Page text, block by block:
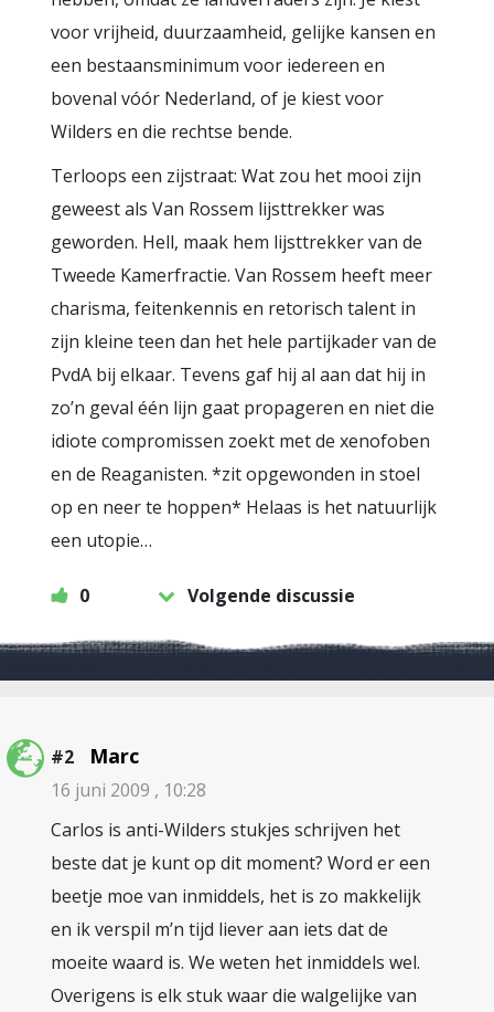
voor vrijheid, duurzaamheid, gelijke kansen en
een bestaansminimum voor iedereen en
bovenal vóór Nederland, of je kiest voor
Wilders en die rechtse bende.
Terloops een zijstraat: Wat zou het mooi zijn
geweest als Van Rossem lijsttrekker was
geworden. Hell, maak hem lijsttrekker van de
Tweede Kamerfractie. Van Rossem heeft meer
charisma, feitenkennis en retorisch talent in
zijn kleine teen dan het hele partijkader van de
PvdA bij elkaar. Tevens gaf hij al aan dat hij in
zo’n geval één lijn gaat propageren en niet die
idiote compromissen zoekt met de xenofoben
en de Reaganisten. *zit opgewonden in stoel
op en neer te hoppen* Helaas is het natuurlijk
een utopie…
0 Volgende discussie
#2 Marc
16 juni 2009 , 10:28
Carlos is anti-Wilders stukjes schrijven het
beste dat je kunt op dit moment? Word er een
beetje moe van inmiddels, het is zo makkelijk
en ik verspil m’n tijd liever aan iets dat de
moeite waard is. We weten het inmiddels wel.
Overigens is elk stuk waar die walgelijke van